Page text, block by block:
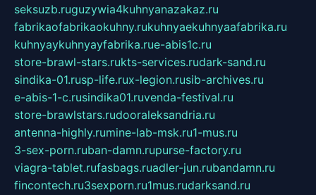
seksuzb.ruguzywia4kuhnyanazakaz.ru
fabrikaofabrikaokuhny.rukuhnyaekuhnyaafabrika.ru
kuhnyaykuhnyayfabrika.rue-abis1c.ru
store-brawl-stars.rukts-services.rudark-sand.ru
sindika-01.rusp-life.rux-legion.rusib-archives.ru
e-abis-1-c.rusindika01.ruvenda-festival.ru
store-brawlstars.rudooraleksandria.ru
antenna-highly.rumine-lab-msk.ru1-mus.ru
3-sex-porn.ruban-damn.rupurse-factory.ru
viagra-tablet.rufasbags.ruadler-jun.rubandamn.ru
fincontech.ru3sexporn.ru1mus.rudarksand.ru